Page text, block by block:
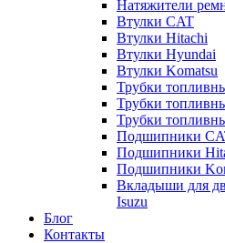
Натяжители
Втулки CAT
Втулки Hitachi
Втулки Hyundai
Втулки Komatsu
Трубки
Трубки
Трубки
Подшипники
Подшипники
Подшипники
Вкладыши для
Isuzu
Блог
Контакты